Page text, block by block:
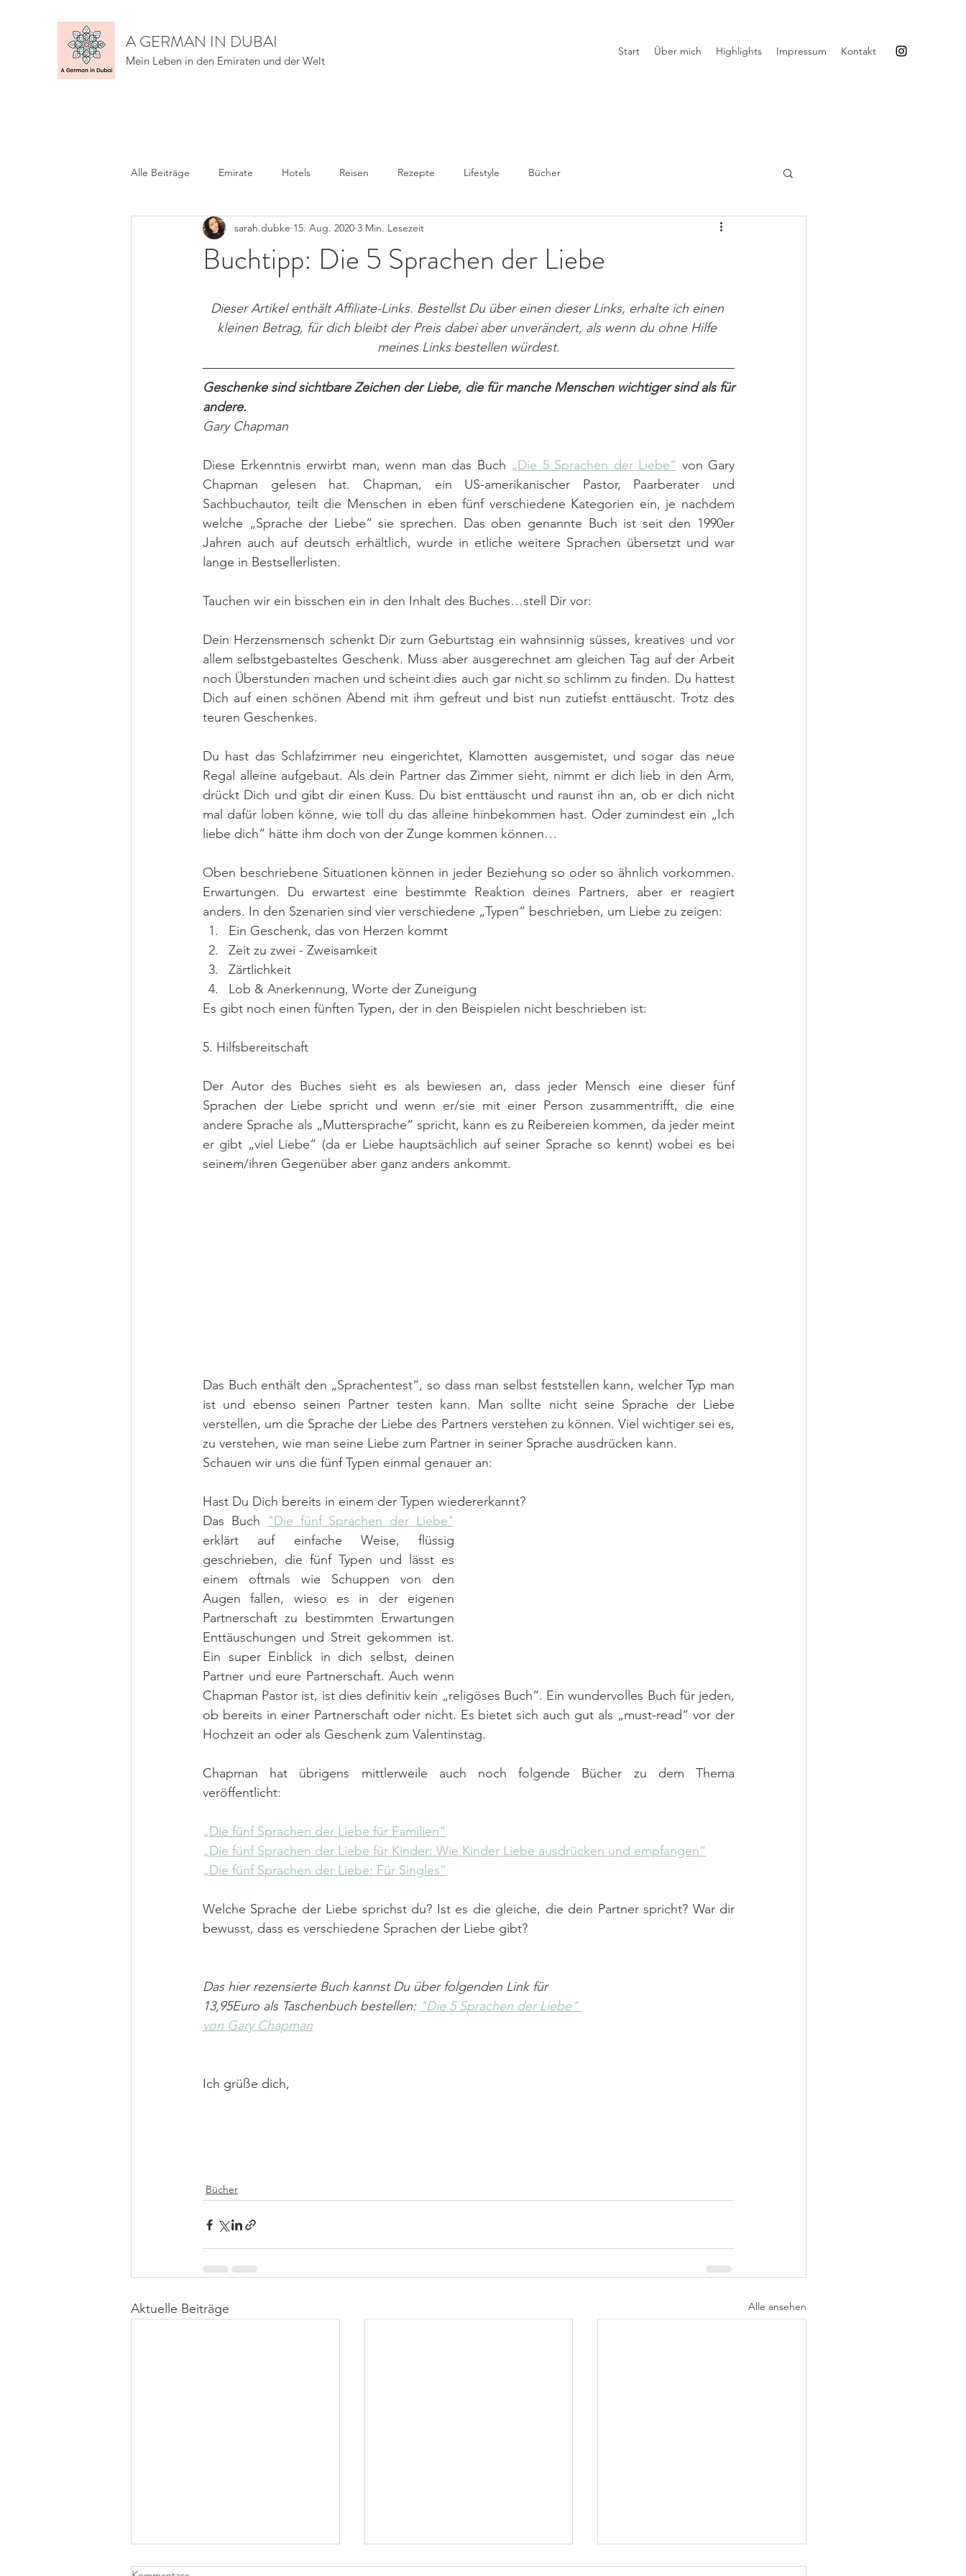
A GERMAN IN DUBAI
Mein Leben in den Emiraten und der Welt
Start Über mich Highlights Impressum Kontakt
Alle Beiträge Emirate Hotels Reisen Rezepte Lifestyle Bücher
Buchtipp: Die 5 Sprachen der Liebe
sarah.dubke 15. Aug. 2020 3 Min. Lesezeit
Dieser Artikel enthält Affiliate-Links. Bestellst Du über einen dieser Links, erhalte ich einen
kleinen Betrag, für dich bleibt der Preis dabei aber unverändert, als wenn du ohne Hilfe
meines Links bestellen würdest.
Geschenke sind sichtbare Zeichen der Liebe, die für manche Menschen wichtiger sind als für
andere.
Gary Chapman
Diese Erkenntnis erwirbt man, wenn man das Buch „Die 5 Sprachen der Liebe“ von Gary
Chapman gelesen hat. Chapman, ein US-amerikanischer Pastor, Paarberater und
Sachbuchautor, teilt die Menschen in eben fünf verschiedene Kategorien ein, je nachdem
welche „Sprache der Liebe“ sie sprechen. Das oben genannte Buch ist seit den 1990er
Jahren auch auf deutsch erhältlich, wurde in etliche weitere Sprachen übersetzt und war
lange in Bestsellerlisten.
Tauchen wir ein bisschen ein in den Inhalt des Buches…stell Dir vor:
Dein Herzensmensch schenkt Dir zum Geburtstag ein wahnsinnig süsses, kreatives und vor
allem selbstgebasteltes Geschenk. Muss aber ausgerechnet am gleichen Tag auf der Arbeit
noch Überstunden machen und scheint dies auch gar nicht so schlimm zu finden. Du hattest
Dich auf einen schönen Abend mit ihm gefreut und bist nun zutiefst enttäuscht. Trotz des
teuren Geschenkes.
Du hast das Schlafzimmer neu eingerichtet, Klamotten ausgemistet, und sogar das neue
Regal alleine aufgebaut. Als dein Partner das Zimmer sieht, nimmt er dich lieb in den Arm,
drückt Dich und gibt dir einen Kuss. Du bist enttäuscht und raunst ihn an, ob er dich nicht
mal dafür loben könne, wie toll du das alleine hinbekommen hast. Oder zumindest ein „Ich
liebe dich“ hätte ihm doch von der Zunge kommen können…
Oben beschriebene Situationen können in jeder Beziehung so oder so ähnlich vorkommen.
Erwartungen. Du erwartest eine bestimmte Reaktion deines Partners, aber er reagiert
anders. In den Szenarien sind vier verschiedene „Typen“ beschrieben, um Liebe zu zeigen:
Ein Geschenk, das von Herzen kommt
Zeit zu zwei - Zweisamkeit
Zärtlichkeit
Lob & Anerkennung, Worte der Zuneigung
Es gibt noch einen fünften Typen, der in den Beispielen nicht beschrieben ist:
5. Hilfsbereitschaft
Der Autor des Buches sieht es als bewiesen an, dass jeder Mensch eine dieser fünf
Sprachen der Liebe spricht und wenn er/sie mit einer Person zusammentrifft, die eine
andere Sprache als „Muttersprache“ spricht, kann es zu Reibereien kommen, da jeder meint
er gibt „viel Liebe“ (da er Liebe hauptsächlich auf seiner Sprache so kennt) wobei es bei
seinem/ihren Gegenüber aber ganz anders ankommt.
Das Buch enthält den „Sprachentest“, so dass man selbst feststellen kann, welcher Typ man
ist und ebenso seinen Partner testen kann. Man sollte nicht seine Sprache der Liebe
verstellen, um die Sprache der Liebe des Partners verstehen zu können. Viel wichtiger sei es,
zu verstehen, wie man seine Liebe zum Partner in seiner Sprache ausdrücken kann.
Schauen wir uns die fünf Typen einmal genauer an:
Hast Du Dich bereits in einem der Typen wiedererkannt?
Das Buch
"Die fünf Sprachen der Liebe"
erklärt auf einfache Weise, flüssig
geschrieben, die fünf Typen und lässt es
einem oftmals wie Schuppen von den
Augen fallen, wieso es in der eigenen
Partnerschaft zu bestimmten Erwartungen
Enttäuschungen und Streit gekommen ist.
Ein super Einblick in dich selbst, deinen
Partner und eure Partnerschaft. Auch wenn
Chapman Pastor ist, ist dies definitiv kein „religöses Buch“. Ein wundervolles Buch für jeden,
ob bereits in einer Partnerschaft oder nicht. Es bietet sich auch gut als „must-read“ vor der
Hochzeit an oder als Geschenk zum Valentinstag.
Chapman hat übrigens mittlerweile auch noch folgende Bücher zu dem Thema
veröffentlicht:
„Die fünf Sprachen der Liebe für Familien“
„Die fünf Sprachen der Liebe für Kinder: Wie Kinder Liebe ausdrücken und empfangen“
„Die fünf Sprachen der Liebe: Für Singles“
Welche Sprache der Liebe sprichst du? Ist es die gleiche, die dein Partner spricht? War dir
bewusst, dass es verschiedene Sprachen der Liebe gibt?
Das hier rezensierte Buch kannst Du über folgenden Link für
13,95Euro als Taschenbuch bestellen: "Die 5 Sprachen der Liebe"
von Gary Chapman
Ich grüße dich,
Bücher
Aktuelle Beiträge Alle ansehen